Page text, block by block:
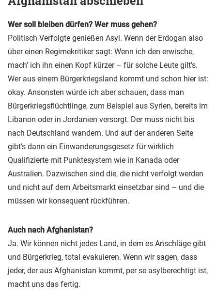
Wer soll bleiben dürfen? Wer muss gehen?
Politisch Verfolgte genießen Asyl. Wenn der Erdogan also
über einen Regimekritiker sagt: Wenn ich den erwische,
mach’ ich ihn einen Kopf kürzer – für solche Leute gilt’s.
Wer aus einem Bürgerkriegsland kommt und schon hier ist:
okay. Ansonsten würde ich aber schauen, dass man
Bürgerkriegsflüchtlinge, zum Beispiel aus Syrien, bereits im
Libanon oder in Jordanien versorgt. Der muss nicht bis
nach Deutschland wandern. Und auf der anderen Seite
gibt’s dann ein Einwanderungsgesetz für wirklich
Qualifizierte mit Punktesystem wie in Kanada oder
Australien. Dazwischen sind die, die nicht verfolgt werden
und nicht auf dem Arbeitsmarkt einsetzbar sind – und die
müssen wir konsequent rückführen.
Auch nach Afghanistan?
Ja. Wir können nicht jedes Land, in dem es Anschläge gibt
und Bürgerkrieg, total evakuieren. Wenn wir sagen, dass
jeder, der aus Afghanistan kommt, per se asylberechtigt ist,
macht uns das fertig.